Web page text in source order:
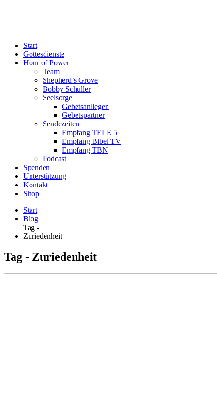
Start
Gottesdienste
Hour of Power
Team
Shepherd’s Grove
Bobby Schuller
Seelsorge
Gebetsanliegen
Gebetspartner
Sendezeiten
Empfang TELE 5
Empfang Bibel TV
Empfang TBN
Podcast
Spenden
Unterstützung
Kontakt
Shop
Start
Blog
Tag -
Zuriedenheit
Tag - Zuriedenheit